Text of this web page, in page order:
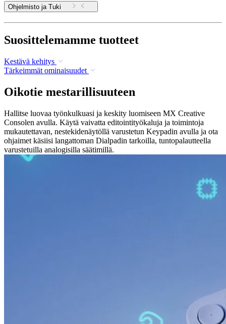
Ohjelmisto ja Tuki
Suosittelemamme tuotteet
Kestävä kehitys
Tärkeimmät ominaisuudet
Oikotie mestarillisuuteen
Hallitse luovaa työnkulkuasi ja keskity luomiseen MX Creative
Consolen avulla. Käytä vaivatta editointityökaluja ja toimintoja
mukautettavan, nestekidenäytöllä varustetun Keypadin avulla ja ota
ohjaimet käsiisi langattoman Dialpadin tarkoilla, tuntopalautteella
varustetuilla analogisilla säätimillä.